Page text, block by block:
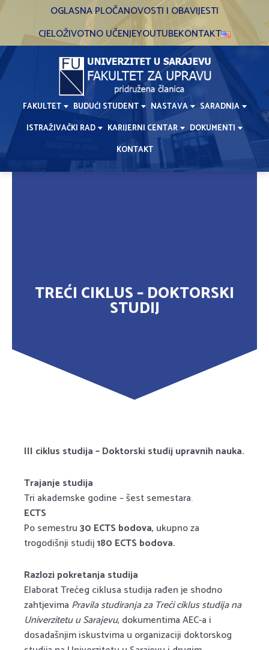
OGLASNA PLOČANOVOSTI I OBAVIJESTI
CJELOŽIVOTNO UČENJEYOUTUBEKONTAKT
FAKULTET BUDUĆI STUDENT NASTAVA
SARADNJA
ISTRAŽIVAČKI RAD
KARIJERNI CENTAR
DOKUMENTI
KONTAKT
Skip
content
TREĆI CIKLUS – DOKTORSKI
STUDIJ
III ciklus studija – Doktorski studij upravnih nauka.
Trajanje studija
Tri akademske godine – šest semestara.
ECTS
Po semestru30 ECTS bodova, ukupno za
trogodišnji studij180 ECTS bodova.
Razlozi pokretanja studija
Elaborat Trećeg ciklusa studija rađen je shodno
zahtjevima Pravila studiranja za Treći ciklus studija na
Univerzitetu u Sarajevu, dokumentima AEC-a i
dosadašnjim iskustvima u organizaciji doktorskog